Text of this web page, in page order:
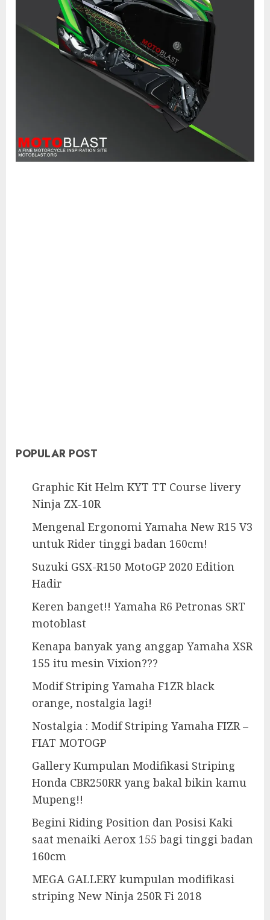
POPULAR POST
Graphic Kit Helm KYT TT Course livery
Ninja ZX-10R
Mengenal Ergonomi Yamaha New R15 V3
untuk Rider tinggi badan 160cm!
Suzuki GSX-R150 MotoGP 2020 Edition
Hadir
Keren banget!! Yamaha R6 Petronas SRT
motoblast
Kenapa banyak yang anggap Yamaha XSR
155 itu mesin Vixion???
Modif Striping Yamaha F1ZR black
orange, nostalgia lagi!
Nostalgia : Modif Striping Yamaha FIZR –
FIAT MOTOGP
Gallery Kumpulan Modifikasi Striping
Honda CBR250RR yang bakal bikin kamu
Mupeng!!
Begini Riding Position dan Posisi Kaki
saat menaiki Aerox 155 bagi tinggi badan
160cm
MEGA GALLERY kumpulan modifikasi
striping New Ninja 250R Fi 2018